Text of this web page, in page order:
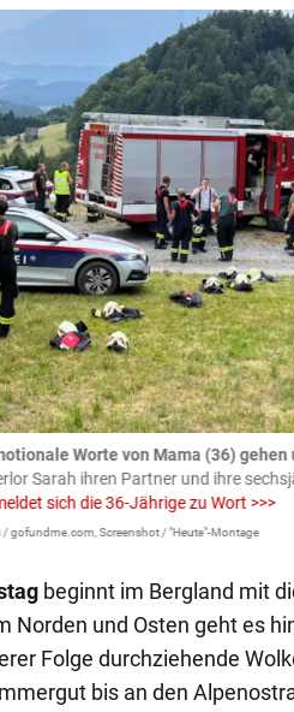
Worte von Mama (36) gehen
Sarah ihren Partner und ihre
sich die 36-Jährige zu Wort >>>
/ gofundme.com, Screenshot / "Heute"-Montage
beginnt im Bergland mit
Norden und Osten geht es
Folge durchziehende
bis an den